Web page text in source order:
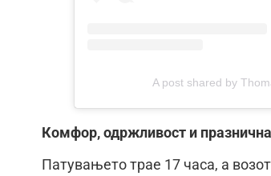
A post shared by
Комфор, одржливост и
Патувањето трае 17 часа, а